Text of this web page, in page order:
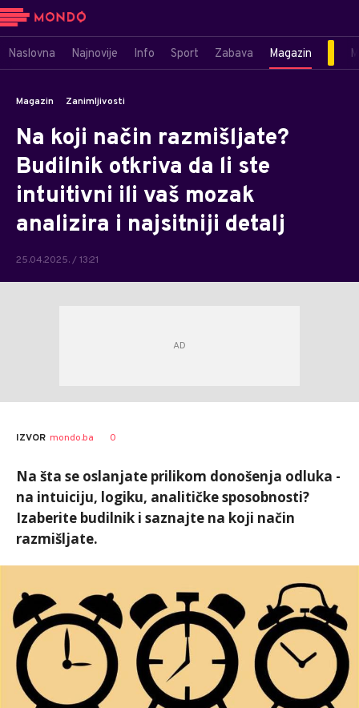
Naslovna Najnovije Info Sport Zabava Magazin
Magazin Zanimljivosti
Na koji način razmišljate?
Budilnik otkriva da li ste
intuitivni ili vaš mozak
analizira i najsitniji detalj
25.04.2025. / 13:21
IZVOR mondo.ba 0
Na šta se oslanjate prilikom donošenja odluka -
na intuiciju, logiku, analitičke sposobnosti?
Izaberite budilnik i saznajte na koji način
razmišljate.